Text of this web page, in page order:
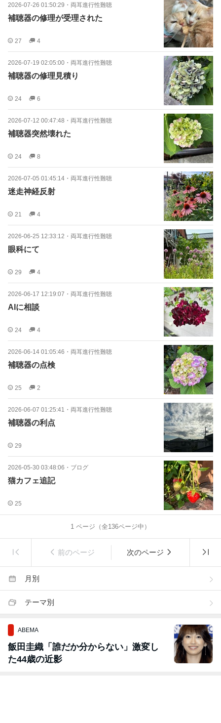
2026-07-26 01:50:29 ・ 両耳進行性難聴
補聴器の修理が受理された
27 4
2026-07-19 02:05:00 ・ 両耳進行性難聴
補聴器の修理見積り
24 6
2026-07-12 00:47:48 ・ 両耳進行性難聴
補聴器突然壊れた
24 8
2026-07-05 01:45:14 ・ 両耳進行性難聴
迷走神経反射
21 4
2026-06-25 12:33:12 ・ 両耳進行性難聴
眼科にて
29 4
2026-06-17 12:19:07 ・ 両耳進行性難聴
AIに相談
24 4
2026-06-14 01:05:46 ・ 両耳進行性難聴
補聴器の点検
25 2
2026-06-07 01:25:41 ・ 両耳進行性難聴
補聴器の利点
29
2026-05-30 03:48:06 ・ ブログ
猫カフェ追記
25
1 ページ（全136ページ中）
前のページ 次のページ
月別
テーマ別
ABEMA
飯田圭織「誰だか分からない」激変し
た44歳の近影